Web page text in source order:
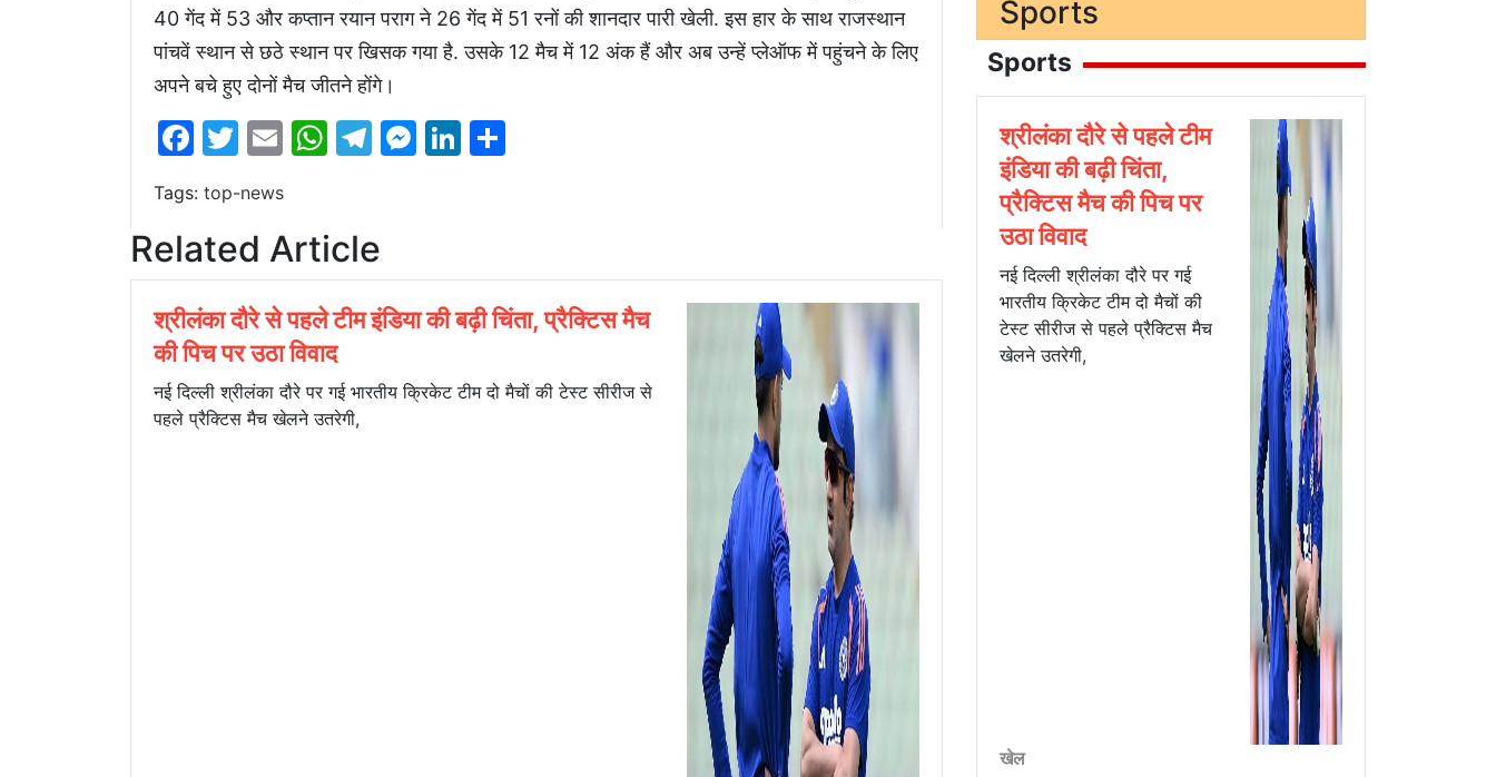
40 गेंद में 53 और कप्तान रयान पराग ने 26 गेंद में 51 रनों की शानदार पारी खेली. इस हार के साथ राजस्थान
पांचवें स्थान से छठे स्थान पर खिसक गया है. उसके 12 मैच में 12 अंक हैं और अब उन्हें प्लेऑफ में पहुंचने के लिए
अपने बचे हुए दोनों मैच जीतने होंगे।
Facebook
Twitter
EmailWhatsApp
Telegram
Messenger
LinkedIn
Tags: top-news
Related Article
श्रीलंका दौरे से पहले टीम इंडिया की बढ़ी चिंता, प्रैक्टिस मैच
की पिच पर उठा विवाद
नई दिल्ली श्रीलंका दौरे पर गई भारतीय क्रिकेट टीम दो मैचों की टेस्ट सीरीज से
पहले प्रैक्टिस मैच खेलने उतरेगी,
Sports
Sports
श्रीलंका दौरे से पहले टीम
इंडिया की बढ़ी चिंता,
प्रैक्टिस मैच की पिच पर
उठा विवाद
नई दिल्ली श्रीलंका दौरे पर गई
भारतीय क्रिकेट टीम दो मैचों की
टेस्ट सीरीज से पहले प्रैक्टिस मैच
खेलने उतरेगी,
खेल